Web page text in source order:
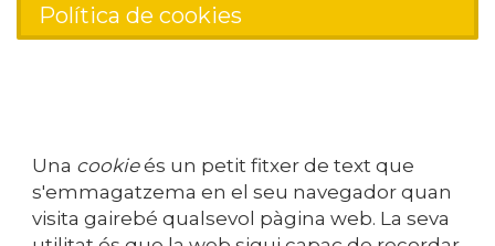
Política de cookies
Una cookieés un petit fitxer de text que
s'emmagatzema en el seu navegador quan
visita gairebé qualsevol pàgina web. La seva